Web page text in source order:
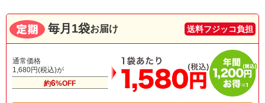
毎月1袋お届け 送料フジッコ負担
通常価格
1,680円(税込)が
約6%OFF